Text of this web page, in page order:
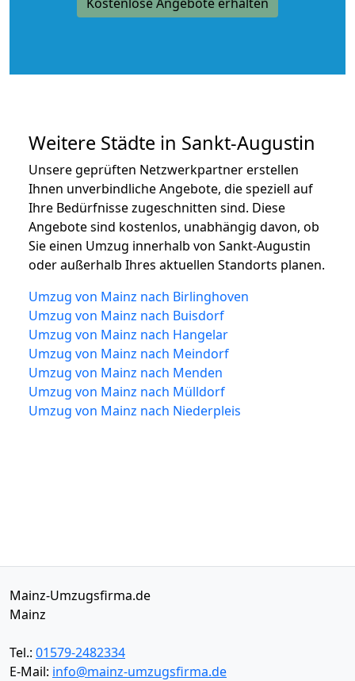
Weitere Städte in Sankt-Augustin
Unsere geprüften Netzwerkpartner erstellen
Ihnen unverbindliche Angebote, die speziell auf
Ihre Bedürfnisse zugeschnitten sind. Diese
Angebote sind kostenlos, unabhängig davon, ob
Sie einen Umzug innerhalb von Sankt-Augustin
oder außerhalb Ihres aktuellen Standorts planen.
Umzug von Mainz nach Birlinghoven
Umzug von Mainz nach Buisdorf
Umzug von Mainz nach Hangelar
Umzug von Mainz nach Meindorf
Umzug von Mainz nach Menden
Umzug von Mainz nach Mülldorf
Umzug von Mainz nach Niederpleis
Mainz-Umzugsfirma.de
Mainz
Tel.: 01579-2482334
E-Mail: info@mainz-umzugsfirma.de